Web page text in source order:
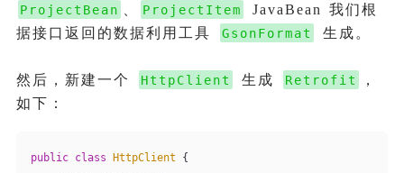
ProjectBean ProjectItem
JavaBean 我们根
据接口返回的数据利用工具
GsonFormat 生成。
然后，新建一个 HttpClient 生成 Retrofit
，
如下：
public class HttpClient
{